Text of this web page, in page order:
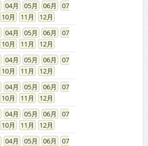
04 05 06
07
10 11
12
04 05 06
07
10 11
12
04 05 06
07
10 11
12
04 05 06
07
10 11
12
04 05 06
07
10 11
12
04 05 06
07